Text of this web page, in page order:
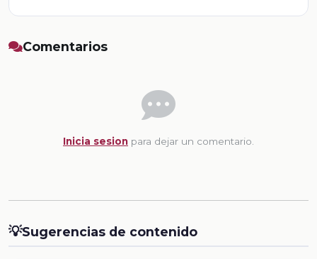
Comentarios
Inicia sesion para dejar un comentario.
💡Sugerencias de contenido